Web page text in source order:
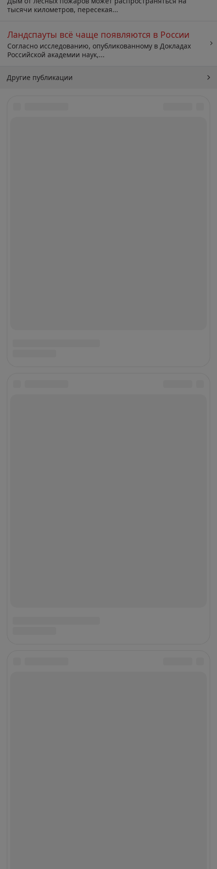
тысячи километров, пересекая...
Ландспауты всё чаще появляются в России
Согласно исследованию, опубликованному в Докладах
Российской академии наук,...
Другие публикации